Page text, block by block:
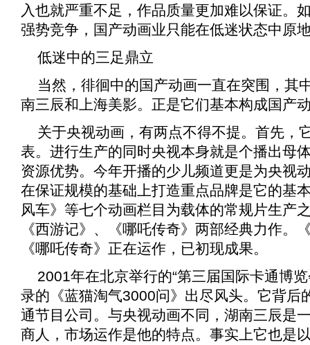
入也就严重不足，作品质量更加难以保证。
强势竞争，国产动画业只能在低迷状态中原
低迷中的三足鼎立
当然，徘徊中的国产动画一直在突围，其
南三辰和上海美影。正是它们基本构成国产
关于央视动画，有两点不得不提。首先，
表。进行生产的同时央视本身就是个播出母
资源优势。今年开播的少儿频道更是为央视
在保证规模的基础上打造重点品牌是它的基
风车》等七个动画栏目为载体的常规片生产
《西游记》、《哪吒传奇》两部经典力作。
《哪吒传奇》正在运作，已初现成果。
2001年在北京举行的“第三届国际卡通博
录的《蓝猫淘气3000问》出尽风头。它背后
通节目公司。与央视动画不同，湖南三辰是
商人，市场运作是他的特点。事实上它也是